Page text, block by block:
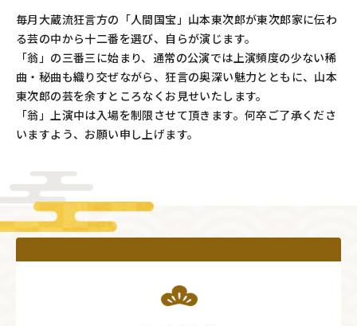
毎月大蔵流狂言方の「人間国宝」山本東次郎が東次郎家に伝わ
る芸の中から十二番を選び、自らが演じます。
「翁」の三番三に始まり、通常の公演では上演頻度の少ない稀
曲・秘曲も織り交ぜながら、狂言の奥深い魅力とともに、山本
東次郎の芸を余すところなくお見せいたします。
「翁」上演中は入場を制限させて頂きます。何卒ご了承くださ
いますよう、お願い申し上げます。